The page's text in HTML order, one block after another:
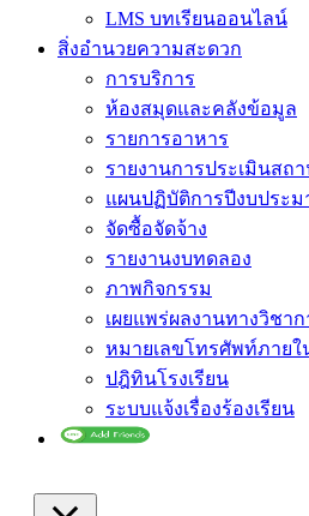
LMS บทเรียนออนไลน์
สิ่งอำนวยความสะดวก
การบริการ
ห้องสมุดและคลังข้อมูล
รายการอาหาร
รายงานการประเมินสถ
แผนปฏิบัติการปีงบประม
จัดซื้อจัดจ้าง
รายงานงบทดลอง
ภาพกิจกรรม
เผยแพร่ผลงานทางวิชาก
หมายเลขโทรศัพท์ภายใ
ปฎิทินโรงเรียน
ระบบแจ้งเรื่องร้องเรียน